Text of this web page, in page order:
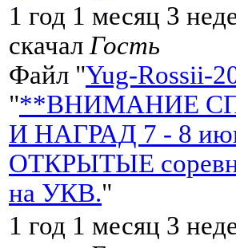
1 год 1 месяц 3
скачал Гость
Файл "Yug-Rossii-
"**ВНИМАНИЕ
И НАГРАД 7 - 8
ОТКРЫТЫЕ
на УКВ."
1 год 1 месяц 3